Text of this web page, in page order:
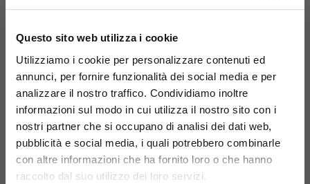
Questo sito web utilizza i cookie
Utilizziamo i cookie per personalizzare contenuti ed
annunci, per fornire funzionalità dei social media e per
analizzare il nostro traffico. Condividiamo inoltre
informazioni sul modo in cui utilizza il nostro sito con i
nostri partner che si occupano di analisi dei dati web,
pubblicità e social media, i quali potrebbero combinarle
con altre informazioni che ha fornito loro o che hanno
raccolto dal suo utilizzo dei loro servizi.
Fioriera Noi
606-M-F